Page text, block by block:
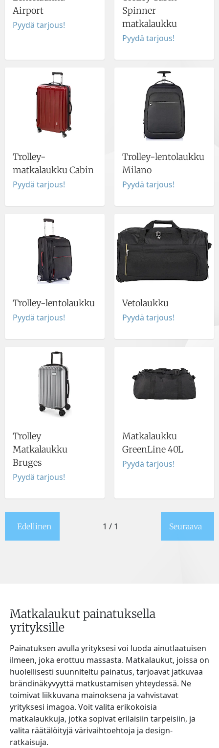
Airport
Pyydä tarjous!
Spinner
matkalaukku
Pyydä tarjous!
Trolley-
matkalaukku Cabin
Pyydä tarjous!
Trolley-lentolaukku
Milano
Pyydä tarjous!
Trolley-lentolaukku
Pyydä tarjous!
Vetolaukku
Pyydä tarjous!
Trolley
Matkalaukku
Bruges
Pyydä tarjous!
Matkalaukku
GreenLine 40L
Pyydä tarjous!
Edellinen 1 / 1 Seuraava
Matkalaukut painatuksella
yrityksille
Painatuksen avulla yrityksesi voi luoda ainutlaatuisen
ilmeen, joka erottuu massasta. Matkalaukut, joissa on
huolellisesti suunniteltu painatus, tarjoavat jatkuvaa
brändinäkyvyyttä matkustamisen yhteydessä. Ne
toimivat liikkuvana mainoksena ja vahvistavat
yrityksesi imagoa. Voit valita erikokoisia
matkalaukkuja, jotka sopivat erilaisiin tarpeisiin, ja
valita räätälöityjä värivaihtoehtoja ja design-
ratkaisuja.